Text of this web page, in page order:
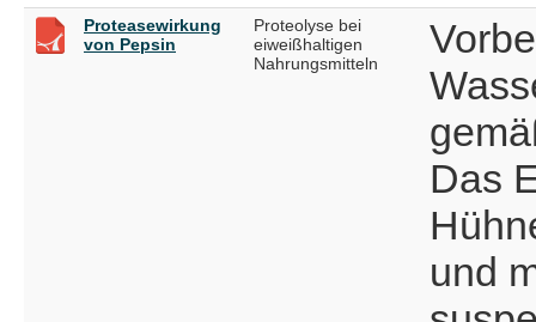
Proteasewirkung
von Pepsin
Proteolyse bei
eiweißhaltigen
Nahrungsmitteln
Das
und